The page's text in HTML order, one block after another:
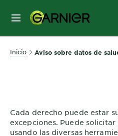
MENÚ
SKIN
CARE
&
STYLING
Inicio Aviso sobre datos de
Cada derecho puede estar
excepciones. Puede
usando las diversas